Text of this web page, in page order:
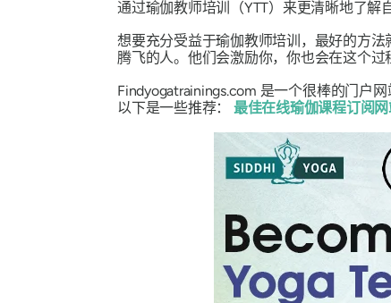
通过瑜伽教师培训（YTT）来更清晰地了解
想要充分受益于瑜伽教师培训，最好的方法
腾飞的人。他们会激励你，你也会在这个过
Findyogatrainings.com 是一个很棒的门户
以下是一些推荐： 最佳在线瑜伽课程订阅